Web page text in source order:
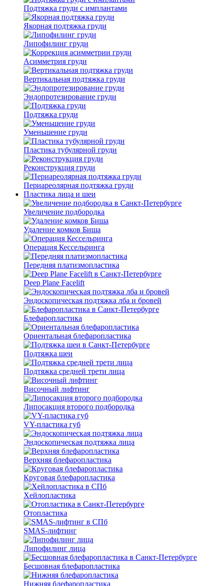
Подтяжка груди с имплантами
Якорная подтяжка груди
Липофилинг груди
Асимметрия груди
Вертикальная подтяжка груди
Эндопротезирование груди
Подтяжка груди
Уменьшение груди
Пластика тубулярной груди
Реконструкция груди
Периареолярная подтяжка груди
Пластика лица и шеи
Увеличение подбородка
Удаление комков Биша
Операция Кессельринга
Передняя платизмопластика
Deep Plane Facelift
Эндоскопическая подтяжка лба и бровей
Блефаропластика
Ориентальная блефаропластика
Подтяжка шеи
Подтяжка средней трети лица
Височный лифтинг
Липосакция второго подбородка
VY-пластика губ
Эндоскопическая подтяжка лица
Верхняя блефаропластика
Круговая блефаропластика
Хейлопластика
Отопластика
SMAS-лифтинг
Липофилинг лица
Бесшовная блефаропластика
Нижняя блефаропластика